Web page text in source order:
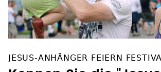
Kennen Sie die "Jesus